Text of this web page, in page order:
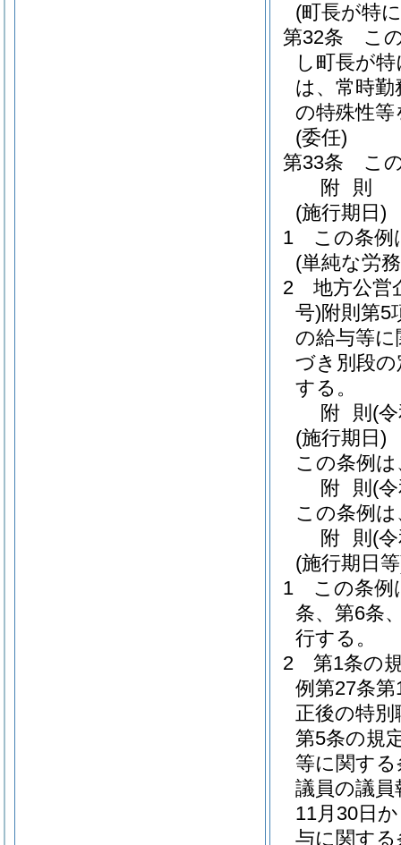
(町長が特
第32条
こ
し町長が
は、常時
の特殊性
(委任)
第33条
こ
附 則
(施行期日)
1
この条例
(単純な労
2
地方公営
号)附則第5
の給与等
づき別段
する。
附 則 (
(施行期日)
この条例
附 則 (
この条例
附 則 (
(施行期日
1
この条例
条、第6条
行する。
2
第1条の
例第27条
正後の特
第5条の規
等に関す
議員の議
11月30日
与に関す